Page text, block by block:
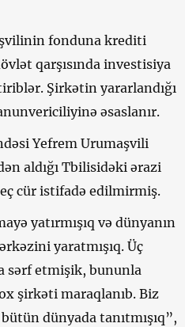
fonduna krediti
qarşısında investisiya
Şirkətin yararlandığı
əsaslanır.
Yefrem Urumaşvili
aldığı Tbilisidəki ərazi
cür istifadə edilmirmiş.
yatırmışıq və dünyanın
yaratmışıq. Üç
sərf etmişik, bununla
şirkəti maraqlanıb. Biz
dünyada tanıtmışıq”,